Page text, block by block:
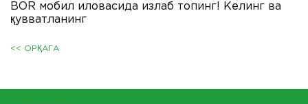
BOR мобил иловасида излаб топинг! Келинг ва
қувватланинг
<< ОРҚАГА